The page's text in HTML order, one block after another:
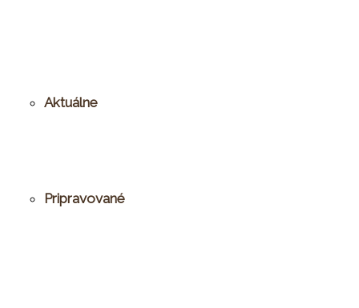
Aktuálne
Pripravované